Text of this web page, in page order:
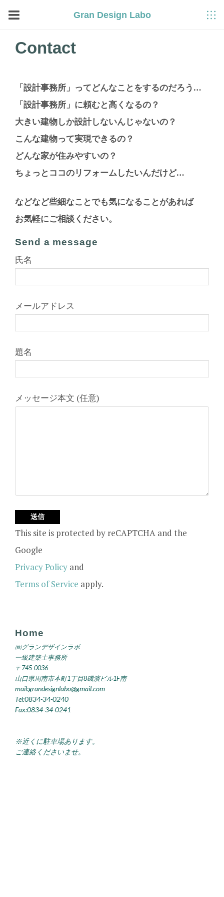
Gran Design Labo
Contact
「設計事務所」ってどんなことをするのだろう…
「設計事務所」に頼むと高くなるの？
大きい建物しか設計しないんじゃないの？
こんな建物って実現できるの？
どんな家が住みやすいの？
ちょっとココのリフォームしたいんだけど…
などなど些細なことでも気になることがあれば
お気軽にご相談ください。
Send a message
氏名
メールアドレス
題名
メッセージ本文 (任意)
This site is protected by reCAPTCHA and the
Google
Privacy Policy and
Terms of Service apply.
Home
㈱グランデザインラボ
一級建築士事務所
〒745-0036
山口県周南市本町1丁目8磯濱ビル1F南
mail:grandesignlabo@gmail.com
Tel:0834-34-0240
Fax:0834-34-0241
※近くに駐車場あります。
ご連絡くださいませ。